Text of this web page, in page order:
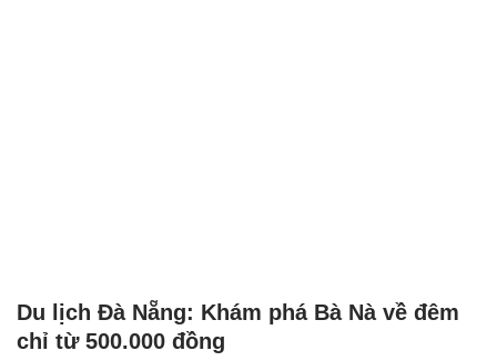
Du lịch Đà Nẵng: Khám phá Bà Nà về đêm
chỉ từ 500.000 đồng